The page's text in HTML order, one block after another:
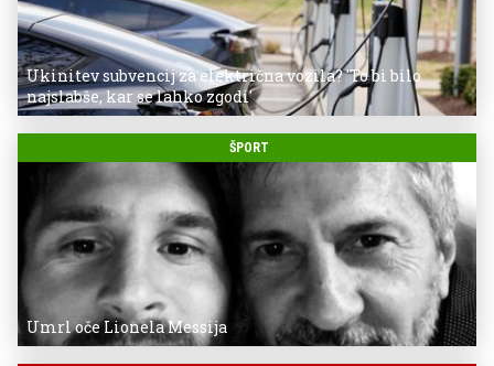
Ukinitev subvencij za električna vozila? 'To bi bilo
najslabše, kar se lahko zgodi'
ŠPORT
Umrl oče Lionela Messija